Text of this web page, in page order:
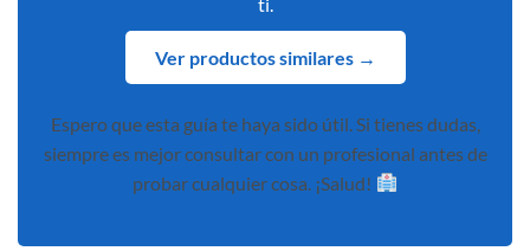
Ver productos similares →
Espero que esta guía te haya sido útil. Si tienes dudas,
siempre es mejor consultar con un profesional antes de
probar cualquier cosa. ¡Salud!